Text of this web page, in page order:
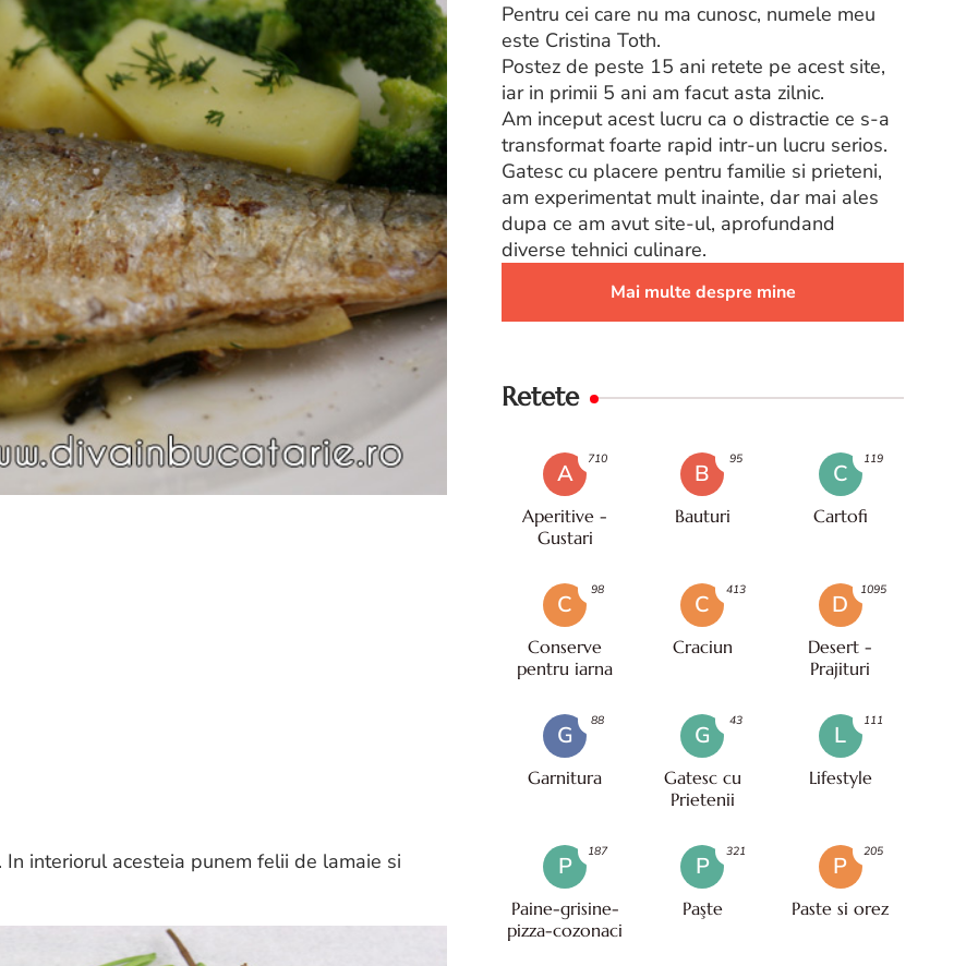
interiorul acesteia punem felii de lamaie si
Pentru cei care nu ma cunosc, numele meu
este Cristina Toth.
Postez de peste 15 ani retete pe acest site,
iar in primii 5 ani am facut asta zilnic.
Am inceput acest lucru ca o distractie ce s-a
transformat foarte rapid intr-un lucru serios.
Gatesc cu placere pentru familie si prieteni,
am experimentat mult inainte, dar mai ales
dupa ce am avut site-ul, aprofundand
diverse tehnici culinare.
Mai multe despre mine
Retete
A
Aperitive -
Gustari
710
B
Bauturi
95
C
Cartofi
119
C
Conserve
pentru iarna
98
C
Craciun
413
D
Desert -
Prajituri
1095
G
Garnitura
88
G
Gatesc cu
Prietenii
43
L
Lifestyle
111
P
Paine-grisine-
pizza-cozonaci
187
P
Paşte
321
P
Paste si orez
205